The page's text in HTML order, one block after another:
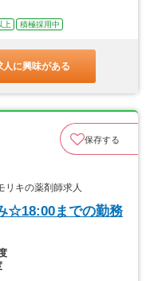
上 積極採用中
人に興味がある
保存する
リキの薬剤師求人
☆18:00までの勤務